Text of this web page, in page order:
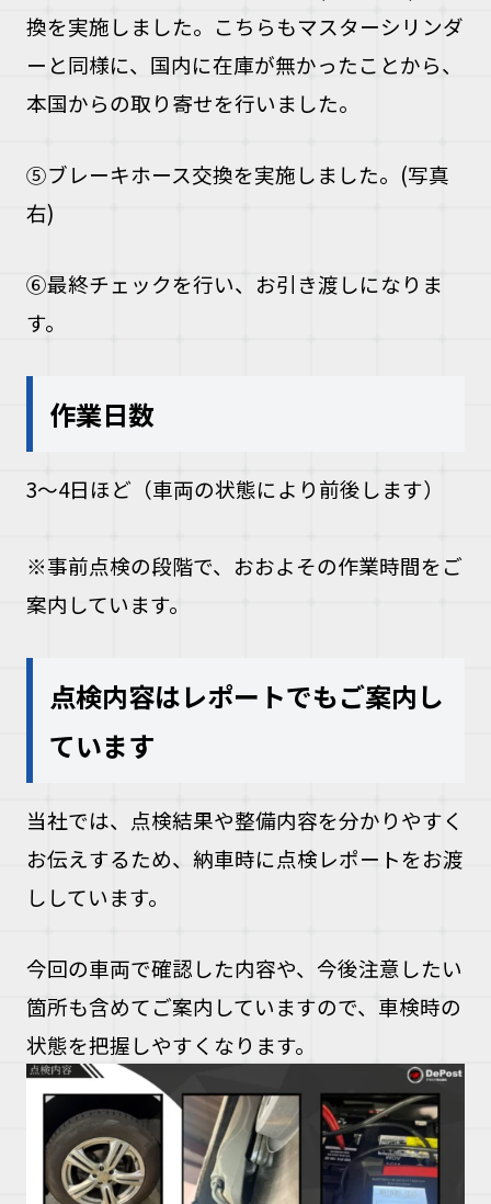
換を実施しました。こちらもマスターシリンダ
ーと同様に、国内に在庫が無かったことから、
本国からの取り寄せを行いました。
⑤ブレーキホース交換を実施しました。(写真
右)
⑥最終チェックを行い、お引き渡しになりま
す。
作業日数
3〜4日ほど（車両の状態により前後します）
※事前点検の段階で、おおよその作業時間をご
案内しています。
点検内容はレポートでもご案内し
ています
当社では、点検結果や整備内容を分かりやすく
お伝えするため、納車時に点検レポートをお渡
ししています。
今回の車両で確認した内容や、今後注意したい
箇所も含めてご案内していますので、車検時の
状態を把握しやすくなります。